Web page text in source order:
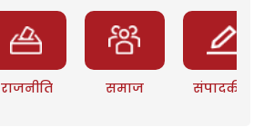
राजनीति समाज संपादकीय